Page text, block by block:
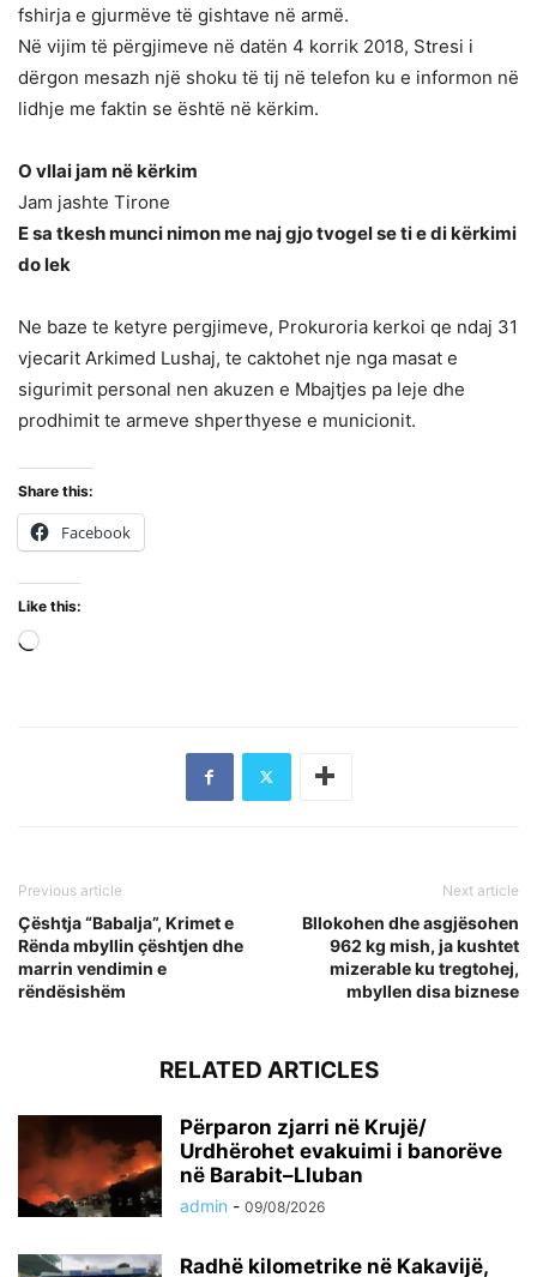
fshirja e gjurmëve të gishtave në armë.
Në vijim të përgjimeve në datën 4 korrik 2018, Stresi i
dërgon mesazh një shoku të tij në telefon ku e informon në
lidhje me faktin se është në kërkim.
O vllai jam në kërkim
Jam jashte Tirone
E sa tkesh munci nimon me naj gjo tvogel se ti e di kërkimi
do lek
Ne baze te ketyre pergjimeve, Prokuroria kerkoi qe ndaj 31
vjecarit Arkimed Lushaj, te caktohet nje nga masat e
sigurimit personal nen akuzen e Mbajtjes pa leje dhe
prodhimit te armeve shperthyese e municionit.
Share this:
Facebook
Like this:
Previous article
Çështja “Babalja”, Krimet e
Rënda mbyllin çështjen dhe
marrin vendimin e
rëndësishëm
Next article
Bllokohen dhe asgjësohen
962 kg mish, ja kushtet
mizerable ku tregtohej,
mbyllen disa biznese
RELATED ARTICLES
Përparon zjarri në Krujë/
Urdhërohet evakuimi i banorëve
në Barabit–Lluban
admin - 09/08/2026
Radhë kilometrike në Kakavijë,